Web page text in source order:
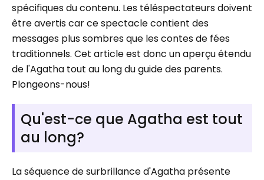
spécifiques du contenu. Les téléspectateurs doivent
être avertis car ce spectacle contient des
messages plus sombres que les contes de fées
traditionnels. Cet article est donc un aperçu étendu
de l'Agatha tout au long du guide des parents.
Plongeons-nous!
Qu'est-ce que Agatha est tout
au long?
La séquence de surbrillance d'Agatha présente